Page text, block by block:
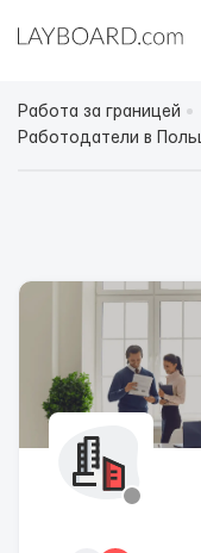
Работа за границей
Работодатели в